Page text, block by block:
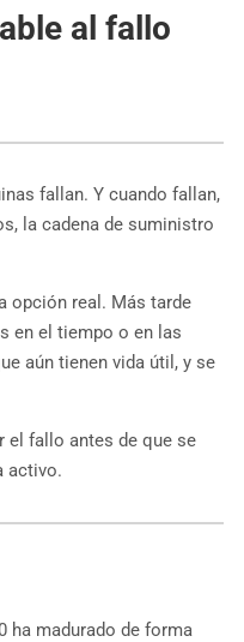
al fallo
fallan. Y cuando fallan,
la cadena de suministro
opción real. Más tarde
en el tiempo o en las
aún tienen vida útil, y se
el fallo antes de que se
activo.
ha madurado de forma